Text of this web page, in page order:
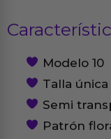
Modelo 10
Talla única
Semi
Patrón